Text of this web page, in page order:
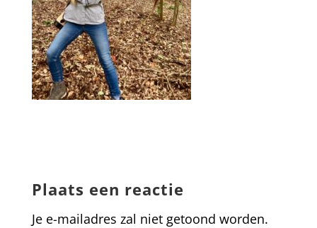
Plaats een reactie
Je e-mailadres zal niet getoond worden.